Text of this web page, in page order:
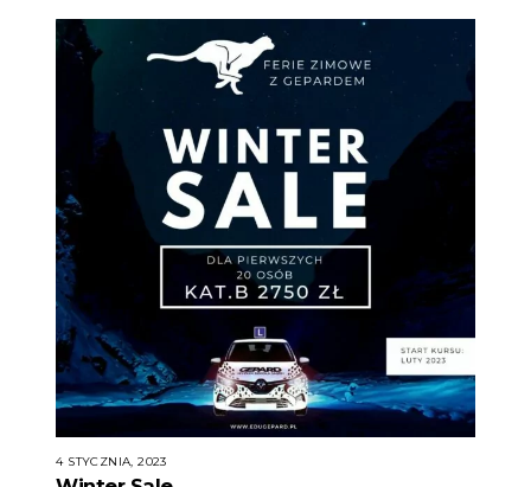
4 STYCZNIA, 2023